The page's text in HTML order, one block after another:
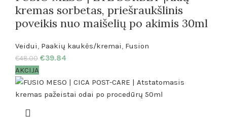
kremas sorbetas, priešraukšlinis
poveikis nuo maišelių po akimis 30ml
Veidui, Paakių kaukės/kremai, Fusion
€48.00 €39.84
AKCIJA